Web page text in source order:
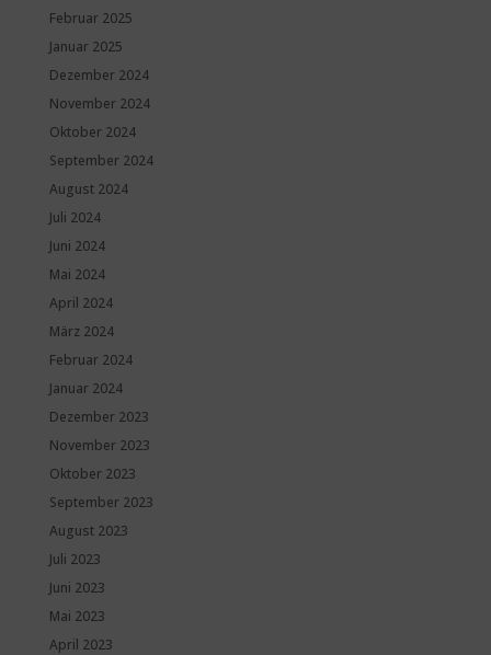
Februar 2025
Januar 2025
Dezember 2024
November 2024
Oktober 2024
September 2024
August 2024
Juli 2024
Juni 2024
Mai 2024
April 2024
März 2024
Februar 2024
Januar 2024
Dezember 2023
November 2023
Oktober 2023
September 2023
August 2023
Juli 2023
Juni 2023
Mai 2023
April 2023